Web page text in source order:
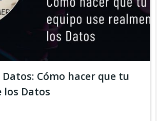
Cómo hacer que tu
los Datos